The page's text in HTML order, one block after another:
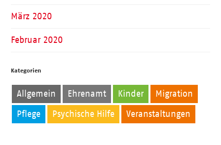
März 2020
Februar 2020
Kategorien
Allgemein Ehrenamt Kinder Migration
Pflege Psychische Hilfe Veranstaltungen